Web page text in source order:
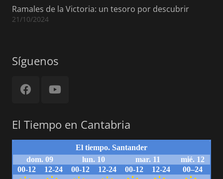
Ramales de la Victoria: un tesoro por descubrir
21/10/2024
Síguenos
El Tiempo en Cantabria